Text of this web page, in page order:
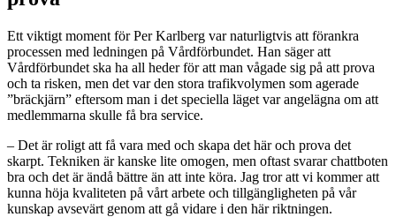
Ett viktigt moment för Per Karlberg var naturligtvis att förankra
processen med ledningen på Vårdförbundet. Han säger att
Vårdförbundet ska ha all heder för att man vågade sig på att prova
och ta risken, men det var den stora trafikvolymen som agerade
”bräckjärn” eftersom man i det speciella läget var angelägna om att
medlemmarna skulle få bra service.
– Det är roligt att få vara med och skapa det här och prova det
skarpt. Tekniken är kanske lite omogen, men oftast svarar chattboten
bra och det är ändå bättre än att inte köra. Jag tror att vi kommer att
kunna höja kvaliteten på vårt arbete och tillgängligheten på vår
kunskap avsevärt genom att gå vidare i den här riktningen.